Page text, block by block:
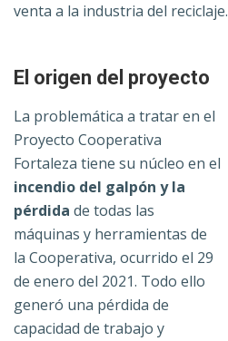
venta a la industria del reciclaje.
El origen del proyecto
La problemática a tratar en el
Proyecto Cooperativa
Fortaleza tiene su núcleo en el
incendio del galpón y la
pérdida de todas las
máquinas y herramientas de
la Cooperativa, ocurrido el 29
de enero del 2021. Todo ello
generó una pérdida de
capacidad de trabajo y